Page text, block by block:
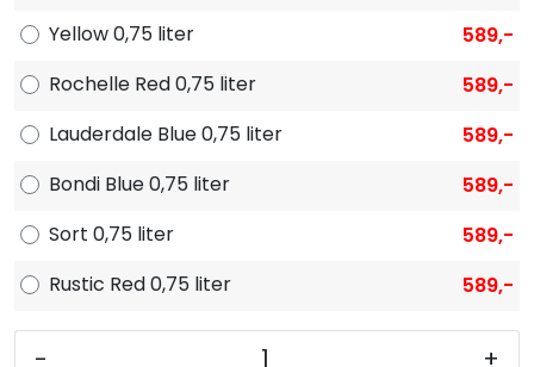
Yellow 0,75 liter
589,-
Rochelle Red 0,75 liter
589,-
Lauderdale Blue 0,75 liter
589,-
Bondi Blue 0,75 liter
589,-
Sort 0,75 liter
589,-
Rustic Red 0,75 liter
589,-
- +